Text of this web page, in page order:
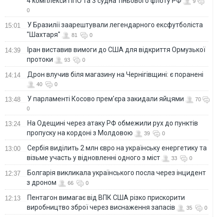
0
15:01
У Бразилії заарештували легендарного ексфутболіста
"Шахтаря"
81 0
14:39
Іран виставив вимоги до США для відкриття Ормузької
протоки
93 0
14:14 Дрон влучив біля магазину на Чернігівщині: є поранені
40 0
13:48 У парламенті Косово прем'єра закидали яйцями
70
0
13:24
На Одещині через атаку РФ обмежили рух до пунктів
пропуску на кордоні з Молдовою
39 0
13:00
Сербія виділить 2 млн євро на українську енергетику та
візьме участь у відновленні одного з міст
33 0
12:37
Болгарія викликала українського посла через інцидент
з дроном
66 0
12:13
Пентагон вимагає від ВПК США різко прискорити
виробництво зброї через виснаження запасів
35 0